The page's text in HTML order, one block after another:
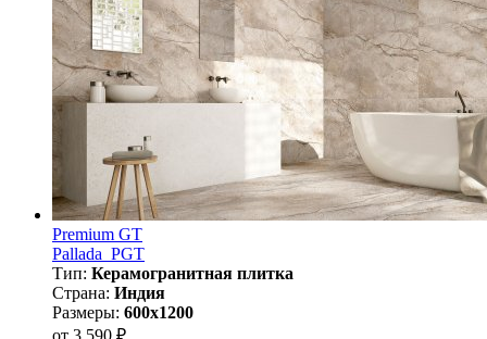
Premium GT
Pallada_PGT
Тип: Керамогранитная плитка
Страна: Индия
Размеры: 600x1200
от 3 590 ₽